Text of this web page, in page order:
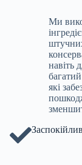
Ми
навіть
які